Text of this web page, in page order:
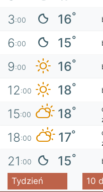
3:00 16°
6:00 15°
9:00 16°
12:00 18°
15:00 18°
18:00 17°
21 :00 15°
Tydzień 10